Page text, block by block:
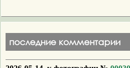
последние комментарии